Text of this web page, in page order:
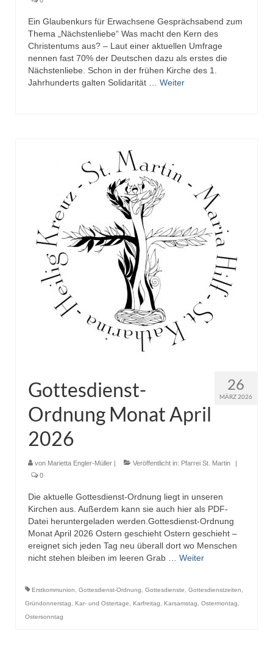
Ein Glaubenkurs für Erwachsene Gesprächsabend zum
Thema „Nächstenliebe“ Was macht den Kern des
Christentums aus? – Laut einer aktuellen Umfrage
nennen fast 70% der Deutschen dazu als erstes die
Nächstenliebe. Schon in der frühen Kirche des 1.
Jahrhunderts galten Solidarität … Weiter
26
MÄRZ 2026
Gottesdienst-
Ordnung Monat April
2026
von Marietta Engler-Müller Veröffentlicht in: Pfarrei St. Martin
0
Die aktuelle Gottesdienst-Ordnung liegt in unseren
Kirchen aus. Außerdem kann sie auch hier als PDF-
Datei heruntergeladen werden.Gottesdienst-Ordnung
Monat April 2026 Ostern geschieht Ostern geschieht –
ereignet sich jeden Tag neu überall dort wo Menschen
nicht stehen bleiben im leeren Grab … Weiter
Erstkommunion, Gottesdienst-Ordnung, Gottesdienste, Gottesdienstzeiten,
Gründonnerstag, Kar- und Ostertage, Karfreitag, Karsamstag, Ostermontag,
Ostersonntag